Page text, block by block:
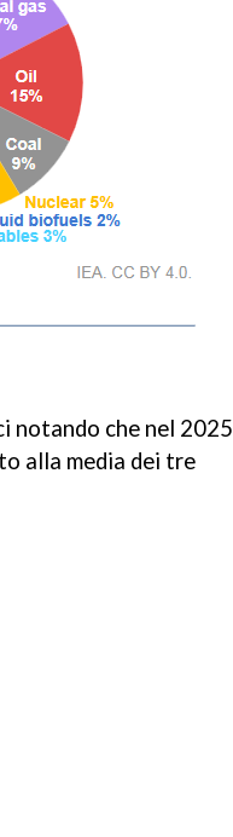
notando che nel 2025
alla media dei tre